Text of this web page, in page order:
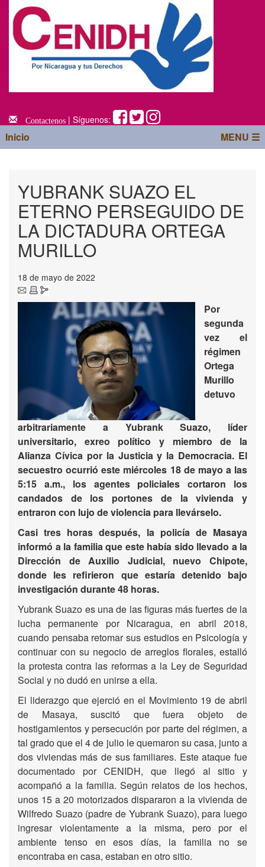
Contactenos | Síguenos:
Inicio MENU ☰
YUBRANK SUAZO EL
ETERNO PERSEGUIDO DE
LA DICTADURA ORTEGA
MURILLO
18 de mayo de 2022
Por
segunda
vez el
régimen
Ortega
Murillo
detuvo
arbitrariamente a Yubrank Suazo, líder
universitario, exreo político y miembro de la
Alianza Cívica por la Justicia y la Democracia. El
secuestro ocurrió este miércoles 18 de mayo a las
5:15 a.m., los agentes policiales cortaron los
candados de los portones de la vivienda y
entraron con lujo de violencia para llevárselo.
Casi tres horas después, la policía de Masaya
informó a la familia que este había sido llevado a la
Dirección de Auxilio Judicial, nuevo Chipote,
donde les refirieron que estaría detenido bajo
investigación durante 48 horas.
Yubrank Suazo es una de las figuras más fuertes de la
lucha permanente por Nicaragua, en abril 2018,
cuando pensaba retomar sus estudios en Psicología y
continuar con su negocio de arreglos florales, estalló
la protesta contra las reformas a la Ley de Seguridad
Social y no dudó en unirse a ella.
El liderazgo que ejerció en el Movimiento 19 de abril
de Masaya, suscitó que fuera objeto de
hostigamientos y persecución por parte del régimen, a
tal grado que el 4 de julio le quemaron su casa, junto a
dos viviendas más de sus familiares. Este ataque fue
documentado por CENIDH, que llegó al sitio y
acompañó a la familia. Según relatos de los hechos,
unos 15 a 20 motorizados dispararon a la vivienda de
Wilfredo Suazo (padre de Yubrank Suazo), para luego
ingresar violentamente a la misma, pero por el
ambiente tenso en esos días, la familia no se
encontraba en casa, estaban en otro sitio.